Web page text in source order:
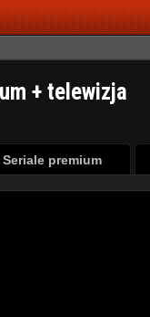
+ telewizja
Seriale premium